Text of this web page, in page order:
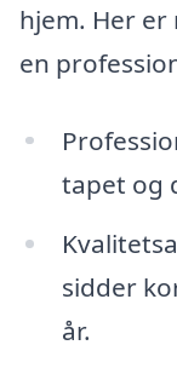
hjem. Her
en
tapet og
sidder
år.